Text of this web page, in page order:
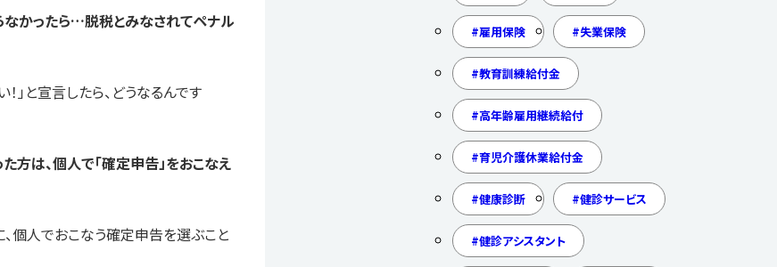
なかったら…脱税とみなされてペナル
」と宣言したら、どうなるんです
方は、個人で「確定申告」をおこなえ
、個人でおこなう確定申告を選ぶこと
雇用保険 失業保険
教育訓練給付金
高年齢雇用継続給付
育児介護休業給付金
健康診断 健診サービス
健診アシスタント